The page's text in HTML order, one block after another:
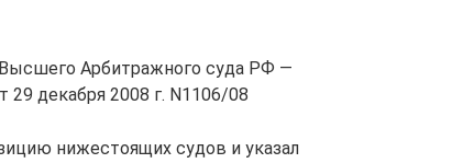
Арбитражного суда РФ —
декабря 2008 г. N1106/08
нижестоящих судов и указал